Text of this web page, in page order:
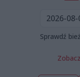
Sprawdź